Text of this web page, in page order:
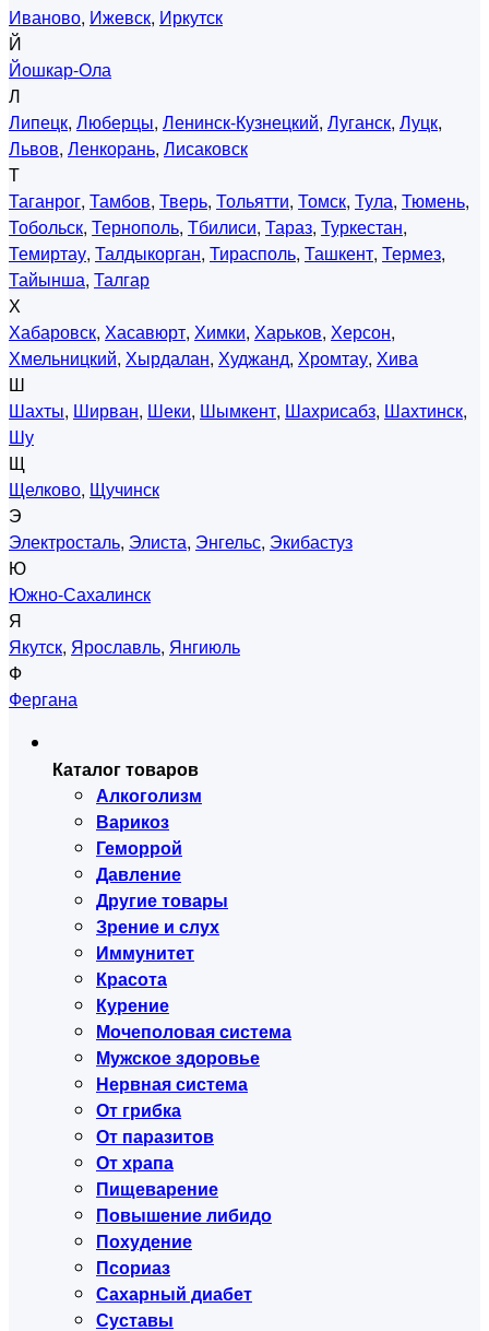
Иваново, Ижевск, Иркутск
Й
Йошкар-Ола
Л
Липецк, Люберцы, Ленинск-Кузнецкий, Луганск, Луцк,
Львов, Ленкорань, Лисаковск
Т
Таганрог, Тамбов, Тверь, Тольятти, Томск, Тула, Тюмень,
Тобольск, Тернополь, Тбилиси, Тараз, Туркестан,
Темиртау, Талдыкорган, Тирасполь, Ташкент, Термез,
Тайынша, Талгар
Х
Хабаровск, Хасавюрт, Химки, Харьков, Херсон,
Хмельницкий, Хырдалан, Худжанд, Хромтау, Хива
Ш
Шахты, Ширван, Шеки, Шымкент, Шахрисабз, Шахтинск,
Шу
Щ
Щелково, Щучинск
Э
Электросталь, Элиста, Энгельс, Экибастуз
Ю
Южно-Сахалинск
Я
Якутск, Ярославль, Янгиюль
Ф
Фергана
Каталог товаров
Алкоголизм
Варикоз
Геморрой
Давление
Другие товары
Зрение и слух
Иммунитет
Красота
Курение
Мочеполовая система
Мужское здоровье
Нервная система
От грибка
От паразитов
От храпа
Пищеварение
Повышение либидо
Похудение
Псориаз
Сахарный диабет
Суставы